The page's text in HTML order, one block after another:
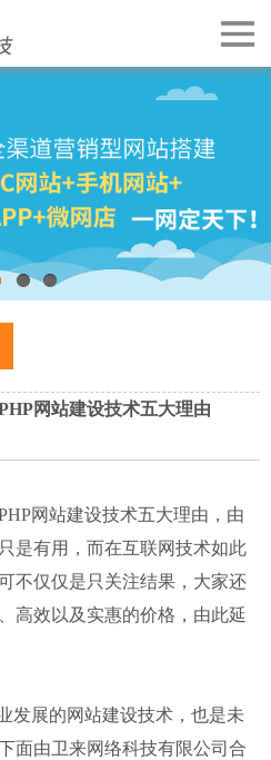
首页
关于我们
网站建设
手机微信
企业动态
建站知识
2 3
网站建设技术五大理由
网站建设技术五大理由，由
是有用，而在互联网技术如此
不仅仅是只关注结果，大家还
高效以及实惠的价格，由此延
发展的网站建设技术，也是未
面由卫来网络科技有限公司 合